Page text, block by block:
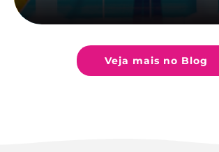
Veja mais no Blog